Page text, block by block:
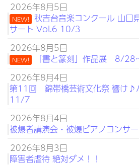
2026年8月5日
NEW! 秋吉台音楽コンクール 山口
サート Vol.6 10/3
2026年8月5日
NEW!
「書と篆刻」作品展 8/
2026年8月4日
第11回 錦帯橋芸術文化祭 響け♪
11/7
2026年8月4日
被爆者講演会・被爆ピアノコンサ
2026年8月3日
障害者虐待 絶対ダメ！！